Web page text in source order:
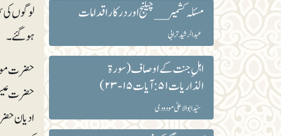
مسئلہ کشمیر __چیلنج اور درکار اقدامات
عبدالرشید ترابی
اہلِ جنت کے اوصاف (سورۃ
الذاریات۵۱: آیات ۱۵-۲۳)
سیّد ابوالاعلیٰ مودودی
لوگوں
ہوگئے۔
حضرت
حضرت
ادیان